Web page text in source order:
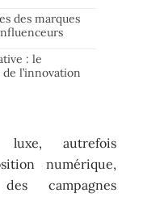
des marques
: le
l’innovation
luxe, autrefois
numérique,
campagnes